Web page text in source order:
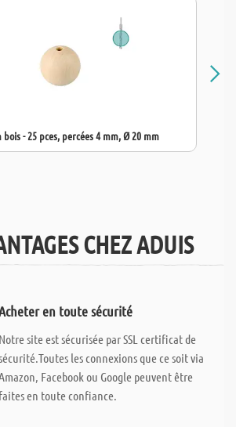
bois - 25 pces, percées 4 mm, Ø 20 mm
CHEZ ADUIS
en toute sécurité
Notre site est sécurisée par SSL certificat de
les connexions que ce soit via
Facebook ou Google peuvent être
faites en toute confiance.